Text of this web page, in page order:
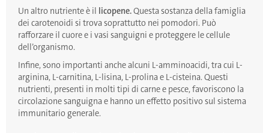
Un altro nutriente è il licopene.Questa sostanza della famiglia
dei carotenoidi si trova soprattutto nei pomodori. Può
rafforzare il cuore e i vasi sanguigni e proteggere le cellule
dell’organismo.
Infine, sono importanti anche alcuni L-amminoacidi, tra cui L-
arginina, L-carnitina, L-lisina, L-prolina e L-cisteina. Questi
nutrienti, presenti in molti tipi di carne e pesce, favoriscono la
circolazione sanguigna e hanno un effetto positivo sul sistema
immunitario generale.